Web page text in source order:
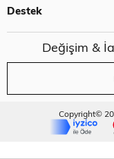
Destek
Değişim &
Copyright©